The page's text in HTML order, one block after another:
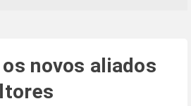
novos aliados